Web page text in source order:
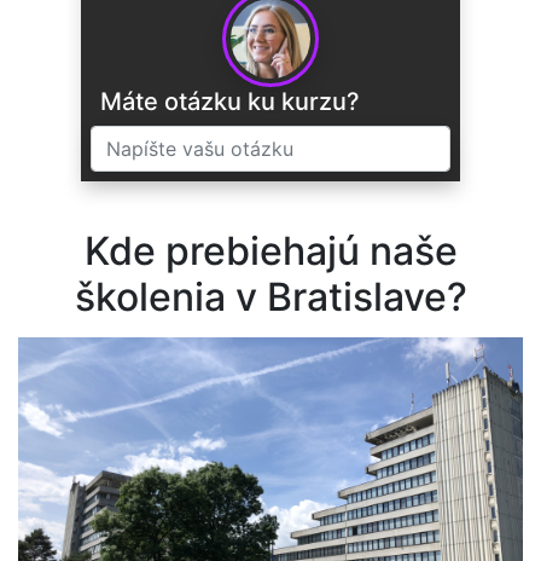
Máte otázku ku kurzu?
ODOSLAŤ
Kde prebiehajú naše
školenia v Bratislave?